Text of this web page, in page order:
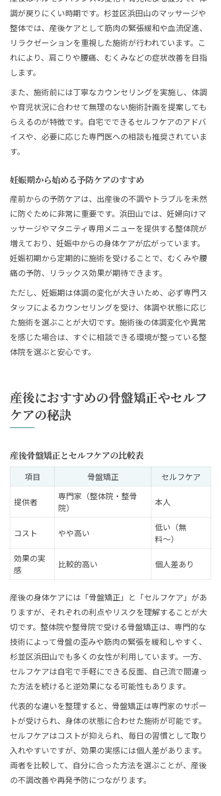
調が戻りにくい時期です。杉並区浜田山のマッサージや
整体では、産後ケアとして筋肉の緊張緩和や血流促進、
リラクゼーションを重視した施術が行われています。こ
れにより、肩こりや腰痛、むくみなどの症状改善を目指
します。
また、施術前には丁寧なカウンセリングを実施し、体調
や育児状況に合わせて無理のない施術計画を提案しても
らえるのが特徴です。自宅でできるセルフケアのアドバ
イスや、必要に応じた専門医への相談も推奨されていま
す。
妊娠期から始める予防ケアのすすめ
産前からの予防ケアは、出産後の不調やトラブルを未然
に防ぐために非常に重要です。浜田山では、妊婦向けマ
ッサージやマタニティ専用メニューを提供する整体院が
増えており、妊娠中からの身体ケアが広がっています。
妊娠初期から定期的に施術を受けることで、むくみや腰
痛の予防、リラックス効果が期待できます。
ただし、妊娠期は体調の変化が大きいため、必ず専門ス
タッフによるカウンセリングを受け、体調や状態に応じ
た施術を選ぶことが大切です。施術後の体調変化や異常
を感じた場合は、すぐに相談できる環境が整っている整
体院を選ぶと安心です。
産後におすすめの骨盤矯正やセルフ
ケアの秘訣
産後骨盤矯正とセルフケアの比較表
項目 骨盤矯正 セルフケア
提供者
専門家（整体院・整骨
院）
本人
コスト やや高い
低い（無
料〜）
効果の実
感
比較的高い 個人差あり
産後の身体ケアには「骨盤矯正」と「セルフケア」があ
りますが、それぞれの利点やリスクを理解することが大
切です。整体院や整骨院で受ける骨盤矯正は、専門的な
技術によって骨盤の歪みや筋肉の緊張を緩和しやすく、
杉並区浜田山でも多くの女性が利用しています。一方、
セルフケアは自宅で手軽にできる反面、自己流で間違っ
た方法を続けると逆効果になる可能性もあります。
代表的な違いを整理すると、骨盤矯正は専門家のサポー
トが受けられ、身体の状態に合わせた施術が可能です。
セルフケアはコストが抑えられ、毎日の習慣として取り
入れやすいですが、効果の実感には個人差があります。
両者を比較して、自分に合った方法を選ぶことが、産後
の不調改善や再発予防につながります。